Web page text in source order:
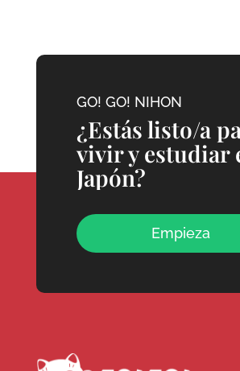
GO! GO! NIHON
¿Estás listo/a
vivir y estudiar
Japón?
Empieza